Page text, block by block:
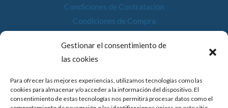
Gestionar el consentimiento de
las cookies
Para ofrecer las mejores experiencias, utilizamos tecnologías como las
cookies para almacenar y/o acceder a la información del dispositivo. El
consentimiento de estas tecnologías nos permitirá procesar datos como el
Condiciones de Contratación
Condiciones de Compra
Política de Cookies
Accesibilidad